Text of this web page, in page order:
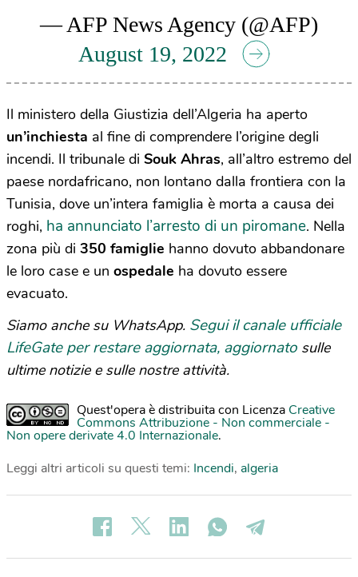
— AFP News Agency (@AFP)
August 19, 2022
Il ministero della Giustizia dell’Algeria ha aperto
un’inchiesta al fine di comprendere l’origine degli
incendi. Il tribunale di Souk Ahras, all’altro estremo del
paese nordafricano, non lontano dalla frontiera con la
Tunisia, dove un’intera famiglia è morta a causa dei
roghi, ha annunciato l’arresto di un piromane. Nella
zona più di 350 famiglie hanno dovuto abbandonare
le loro case e un ospedale ha dovuto essere
evacuato.
Siamo anche su WhatsApp. Segui il canale ufficiale
LifeGate per restare aggiornata, aggiornato sulle
ultime notizie e sulle nostre attività.
Quest'opera è distribuita con Licenza Creative
Commons Attribuzione - Non commerciale -
Non opere derivate 4.0 Internazionale.
Leggi altri articoli su questi temi: Incendi, algeria